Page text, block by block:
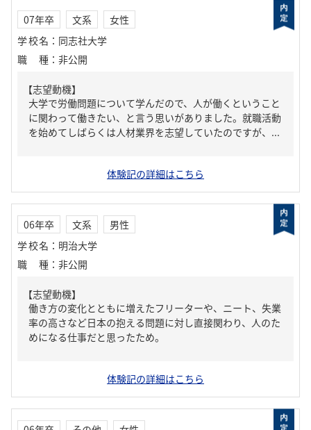
07年卒 文系
女性
学校名 ： 同志社大学
職種 ： 非公開
【志望動機】
大学で労働問題について学んだので、人が働くということ
に関わって働きたい、と言う思いがありました。就職活動
を始めてしばらくは人材業界を志望していたのですが、...
体験記の詳細はこちら
06年卒 文系
男性
学校名 ： 明治大学
職種 ： 非公開
【志望動機】
働き方の変化とともに増えたフリーターや、ニート、失業
率の高さなど日本の抱える問題に対し直接関わり、人のた
めになる仕事だと思ったため。
体験記の詳細はこちら